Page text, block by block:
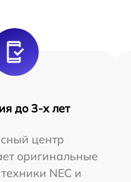
до 3-х лет
центр
оригинальные
NEC и